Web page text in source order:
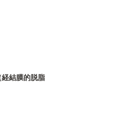
結膜的脱脂